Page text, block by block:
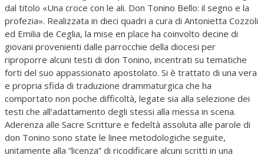
dal titolo «Una croce con le ali. Don Tonino Bello: il segno e la
profezia». Realizzata in dieci quadri a cura di Antonietta Cozzoli
ed Emilia de Ceglia, la mise en place ha coinvolto decine di
giovani provenienti dalle parrocchie della diocesi per
riproporre alcuni testi di don Tonino, incentrati su tematiche
forti del suo appassionato apostolato. Si è trattato di una vera
e propria sfida di traduzione drammaturgica che ha
comportato non poche difficoltà, legate sia alla selezione dei
testi che all’adattamento degli stessi alla messa in scena.
Aderenza alle Sacre Scritture e fedeltà assoluta alle parole di
don Tonino sono state le linee metodologiche seguite,
unitamente alla “licenza” di ricodificare alcuni scritti in una